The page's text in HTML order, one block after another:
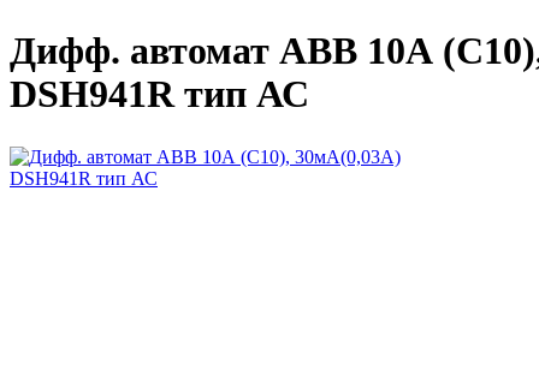
Дифф. автомат АВВ 10А
DSH941R тип АС